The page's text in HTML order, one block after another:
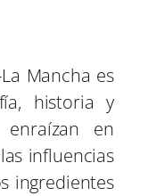
Mancha es
historia y
en
influencias
ingredientes